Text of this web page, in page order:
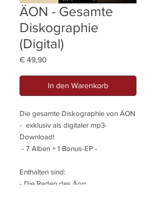
ÄON - Gesamte
Diskographie
(Digital)
€ 49,90
In den Warenkorb
Die gesamte Diskographie von ÄON
- exklusiv als digitaler mp3-
Download!
- 7 Alben + 1 Bonus-EP -
Enthalten sind:
- Die Reden des Äon